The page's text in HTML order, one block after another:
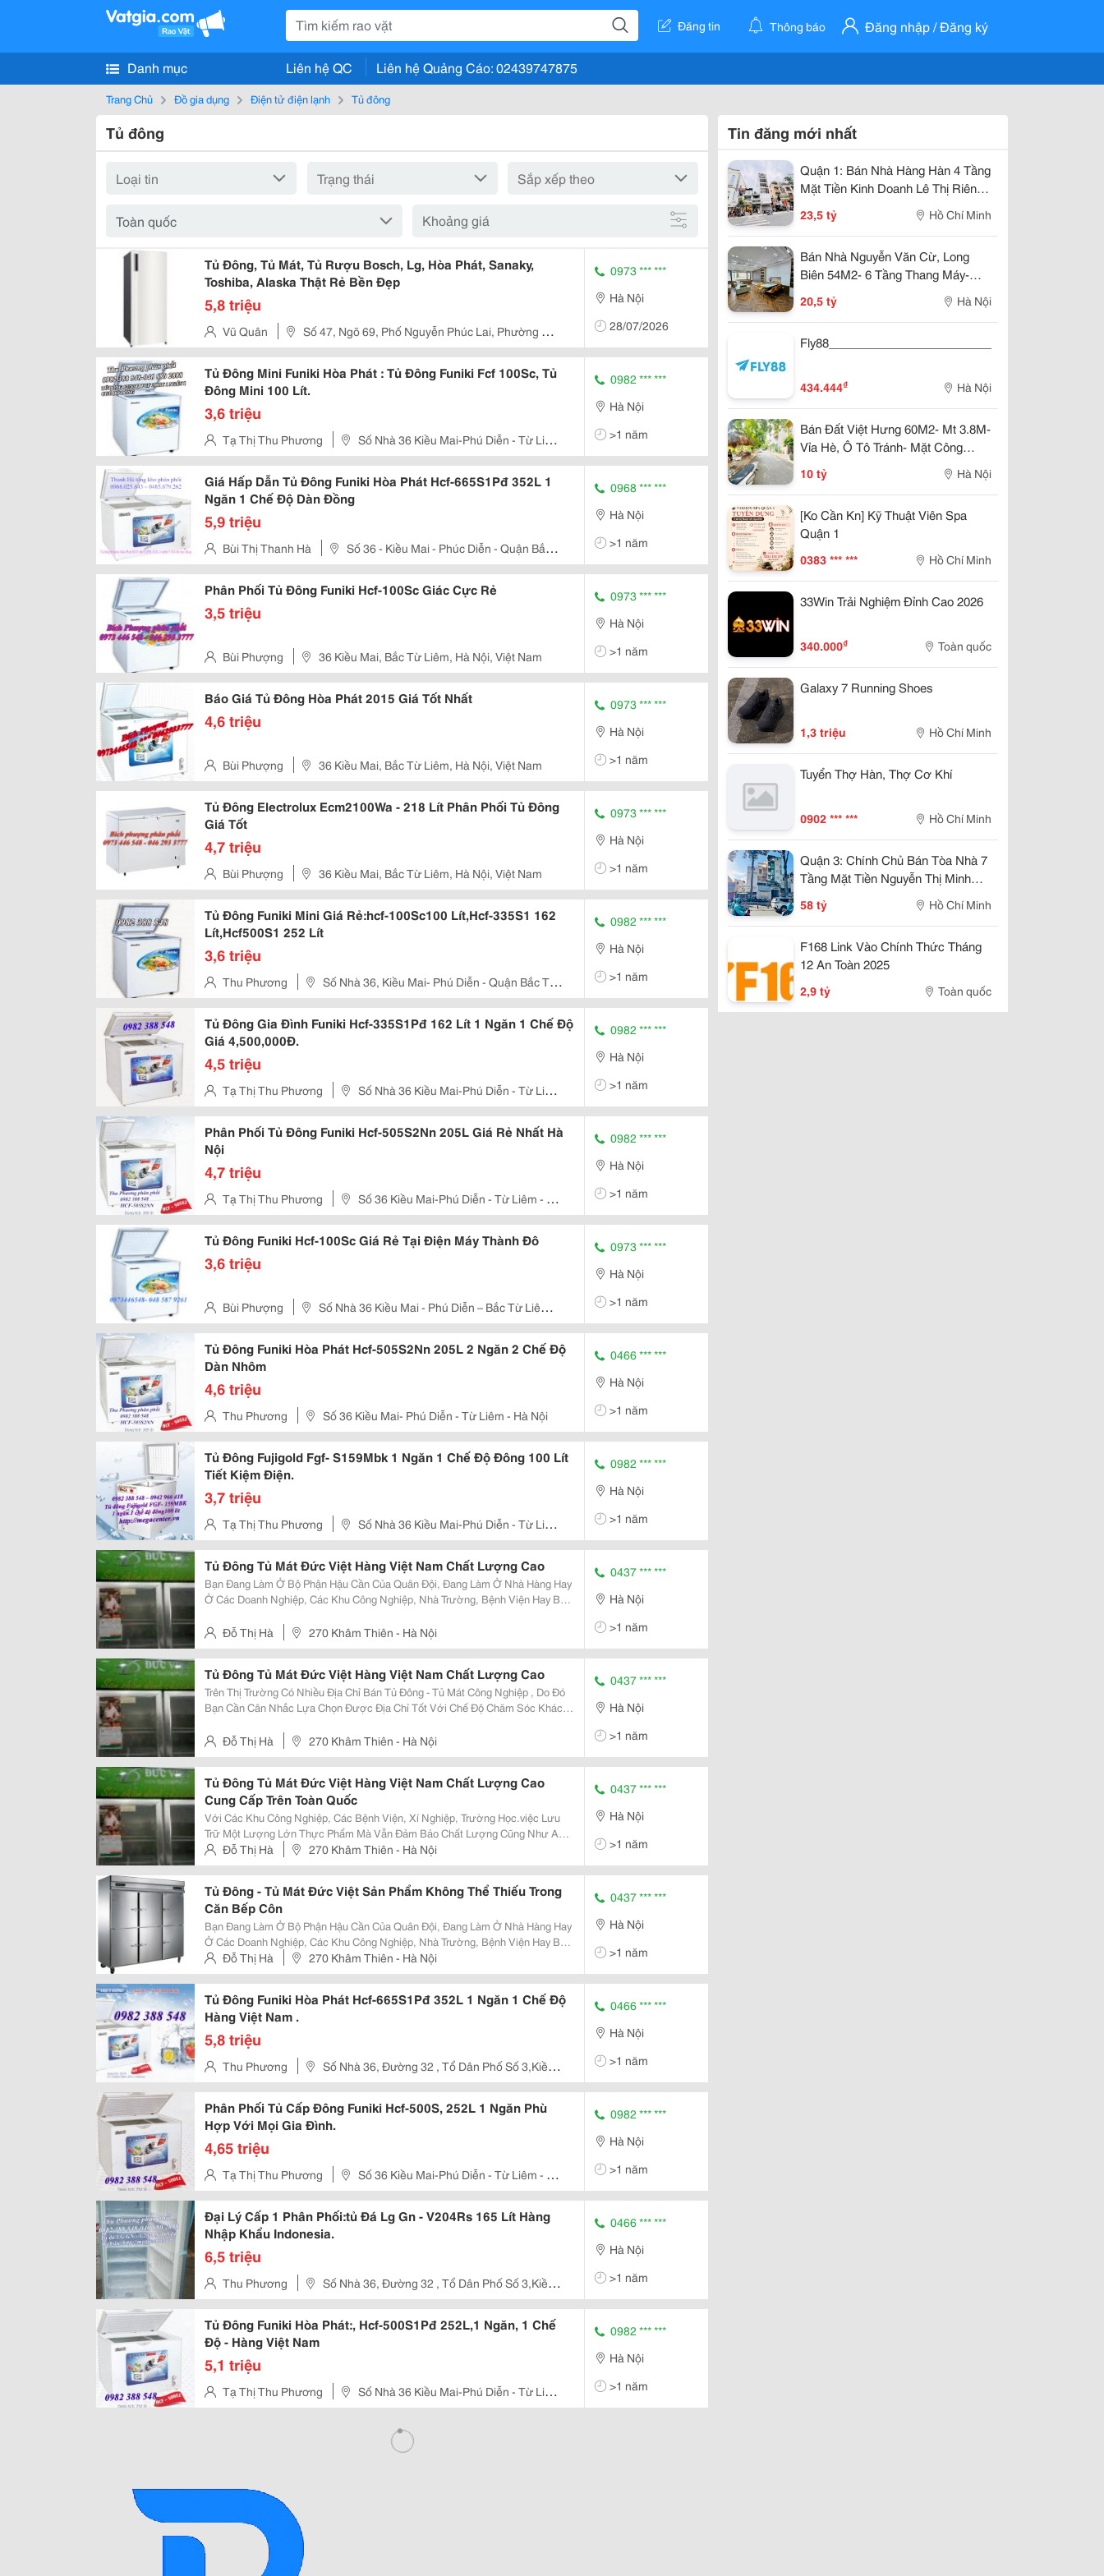
Đăng tin Thông báo Đăng nhập / Đăng ký
Danh mục Liên hệ QC Liên hệ Quảng Cáo: 02439747875
Trang Chủ Đồ gia dụng Điện tử điện lạnh Tủ đông
Tủ đông
Khoảng giá
Tủ Đông, Tủ Mát, Tủ Rượu Bosch, Lg, Hòa Phát, Sanaky,
Toshiba, Alaska Thật Rẻ Bền Đẹp
5,8 triệu
Vũ Quân
Số 47, Ngõ 69, Phố Nguyễn Phúc Lai, Phường Ô
Chợ Dừa, Quận Đống Đa, Thành Phố Hà Nội
0973 *** ***
Hà Nội
28/07/2026
Tủ Đông Mini Funiki Hòa Phát : Tủ Đông Funiki Fcf 100Sc, Tủ
Đông Mini 100 Lít.
3,6 triệu
Tạ Thị Thu Phương
Số Nhà 36 Kiều Mai-Phú Diễn - Từ Liêm
- Hà Nội
0982 *** ***
Hà Nội
>1 năm
Giá Hấp Dẫn Tủ Đông Funiki Hòa Phát Hcf-665S1Pđ 352L 1
Ngăn 1 Chế Độ Dàn Đồng
5,9 triệu
Bùi Thị Thanh Hà
Số 36 - Kiều Mai - Phúc Diễn - Quận Bắc
Từ Liêm - Hà Nội
0968 *** ***
Hà Nội
>1 năm
Phân Phối Tủ Đông Funiki Hcf-100Sc Giác Cực Rẻ
3,5 triệu
Bùi Phượng 36 Kiều Mai, Bắc Từ Liêm, Hà Nội, Việt Nam
0973 *** ***
Hà Nội
>1 năm
Báo Giá Tủ Đông Hòa Phát 2015 Giá Tốt Nhất
4,6 triệu
Bùi Phượng 36 Kiều Mai, Bắc Từ Liêm, Hà Nội, Việt Nam
0973 *** ***
Hà Nội
>1 năm
Tủ Đông Electrolux Ecm2100Wa - 218 Lít Phân Phối Tủ Đông
Giá Tốt
4,7 triệu
Bùi Phượng 36 Kiều Mai, Bắc Từ Liêm, Hà Nội, Việt Nam
0973 *** ***
Hà Nội
>1 năm
Tủ Đông Funiki Mini Giá Rẻ:hcf-100Sc100 Lít,Hcf-335S1 162
Lít,Hcf500S1 252 Lít
3,6 triệu
Thu Phương
Số Nhà 36, Kiều Mai- Phú Diễn - Quận Bắc Từ
Liêm - Tp Hà Nội.
0982 *** ***
Hà Nội
>1 năm
Tủ Đông Gia Đình Funiki Hcf-335S1Pđ 162 Lít 1 Ngăn 1 Chế Độ
Giá 4,500,000Đ.
4,5 triệu
Tạ Thị Thu Phương
Số Nhà 36 Kiều Mai-Phú Diễn - Từ Liêm
- Hà Nội
0982 *** ***
Hà Nội
>1 năm
Phân Phối Tủ Đông Funiki Hcf-505S2Nn 205L Giá Rẻ Nhất Hà
Nội
4,7 triệu
Tạ Thị Thu Phương
Số 36 Kiều Mai-Phú Diễn - Từ Liêm - Hà
Nội
0982 *** ***
Hà Nội
>1 năm
Tủ Đông Funiki Hcf-100Sc Giá Rẻ Tại Điện Máy Thành Đô
3,6 triệu
Bùi Phượng
Số Nhà 36 Kiều Mai - Phú Diễn – Bắc Từ Liêm -
Hà Nội
0973 *** ***
Hà Nội
>1 năm
Tủ Đông Funiki Hòa Phát Hcf-505S2Nn 205L 2 Ngăn 2 Chế Độ
Dàn Nhôm
4,6 triệu
Thu Phương Số 36 Kiều Mai- Phú Diễn - Từ Liêm - Hà Nội
0466 *** ***
Hà Nội
>1 năm
Tủ Đông Fujigold Fgf- S159Mbk 1 Ngăn 1 Chế Độ Đông 100 Lít
Tiết Kiệm Điện.
3,7 triệu
Tạ Thị Thu Phương
Số Nhà 36 Kiều Mai-Phú Diễn - Từ Liêm
- Hà Nội
0982 *** ***
Hà Nội
>1 năm
Tủ Đông Tủ Mát Đức Việt Hàng Việt Nam Chất Lượng Cao
Bạn Đang Làm Ở Bộ Phận Hậu Cần Của Quân Đội, Đang Làm Ở Nhà Hàng Hay
Ở Các Doanh Nghiệp, Các Khu Công Nghiệp, Nhà Trường, Bệnh Viện Hay Bạn
Biết Nên Mua Tủ Đông, Tủ Mát Ở Đâu? Của Hãng
Đỗ Thị Hà 270 Khâm Thiên - Hà Nội
0437 *** ***
Hà Nội
>1 năm
Tủ Đông Tủ Mát Đức Việt Hàng Việt Nam Chất Lượng Cao
Trên Thị Trường Có Nhiều Địa Chỉ Bán Tủ Đông - Tủ Mát Công Nghiệp , Do Đó
Bạn Cần Cân Nhắc Lựa Chọn Được Địa Chỉ Tốt Với Chế Độ Chăm Sóc Khách
Giúp Người Tiêu Dùng Lựa Chọn Được Đị
Đỗ Thị Hà 270 Khâm Thiên - Hà Nội
0437 *** ***
Hà Nội
>1 năm
Tủ Đông Tủ Mát Đức Việt Hàng Việt Nam Chất Lượng Cao
Cung Cấp Trên Toàn Quốc
Với Các Khu Công Nghiệp, Các Bệnh Viện, Xí Nghiệp, Trường Học.việc Lưu
Trữ Một Lượng Lớn Thực Phẩm Mà Vẫn Đảm Bảo Chất Lượng Cũng Như An
Toàn Vệ Sinh Thực Phẩm Là Một Vấn Đề Không Hề Đơn Giản Và Rất Khó
Khăn. Nắm Bắt Được Yêu Cầu Của Khách Hàng Nh
Đỗ Thị Hà 270 Khâm Thiên - Hà Nội
0437 *** ***
Hà Nội
>1 năm
Tủ Đông - Tủ Mát Đức Việt Sản Phẩm Không Thể Thiếu Trong
Căn Bếp Côn
Bạn Đang Làm Ở Bộ Phận Hậu Cần Của Quân Đội, Đang Làm Ở Nhà Hàng Hay
Ở Các Doanh Nghiệp, Các Khu Công Nghiệp, Nhà Trường, Bệnh Viện Hay Bạn
Đang Muốn Mở Một Quán Nước Mùa Hè Này? Và Bạn Đang Phân Vân Không
Biết Nên Mua Tủ Đông, Tủ Mát Ở Đâu? Của Hãng
Đỗ Thị Hà 270 Khâm Thiên - Hà Nội
0437 *** ***
Hà Nội
>1 năm
Tủ Đông Funiki Hòa Phát Hcf-665S1Pđ 352L 1 Ngăn 1 Chế Độ
Hàng Việt Nam .
5,8 triệu
Thu Phương
Số Nhà 36, Đường 32 , Tổ Dân Phố Số 3,Kiều
Mai, Phướng Phú Diễn , Quận Bắc Từ Liêm , Tp Hà Nội
0466 *** ***
Hà Nội
>1 năm
Phân Phối Tủ Cấp Đông Funiki Hcf-500S, 252L 1 Ngăn Phù
Hợp Với Mọi Gia Đình.
4,65 triệu
Tạ Thị Thu Phương
Số 36 Kiều Mai-Phú Diễn - Từ Liêm - Hà
Nội
0982 *** ***
Hà Nội
>1 năm
Đại Lý Cấp 1 Phân Phối:tủ Đá Lg Gn - V204Rs 165 Lít Hàng
Nhập Khẩu Indonesia.
6,5 triệu
Thu Phương
Số Nhà 36, Đường 32 , Tổ Dân Phố Số 3,Kiều
Mai, Phướng Phú Diễn , Quận Bắc Từ Liêm , Tp Hà Nội
0466 *** ***
Hà Nội
>1 năm
Tủ Đông Funiki Hòa Phát:, Hcf-500S1Pđ 252L,1 Ngăn, 1 Chế
Độ - Hàng Việt Nam
5,1 triệu
Tạ Thị Thu Phương
Số Nhà 36 Kiều Mai-Phú Diễn - Từ Liêm
- Hà Nội
0982 *** ***
Hà Nội
>1 năm
Tin đăng mới nhất
Quận 1: Bán Nhà Hàng Hàn 4 Tầng
Mặt Tiền Kinh Doanh Lê Thị Riêng,
P.bến Thành- Dt 47M2- Chính Chủ
Giang Giang
23,5 tỷ Hồ Chí Minh
Bán Nhà Nguyễn Văn Cừ, Long
Biên 54M2- 6 Tầng Thang Máy-
20,5 tỷ Hà Nội
434.444₫ Hà Nội
Bán Đất Việt Hưng 60M2- Mt 3.8M-
Vỉa Hè, Ô Tô Tránh- Mặt Công
10 tỷ Hà Nội
[Ko Cần Kn] Kỹ Thuật Viên Spa
Quận 1
0383 *** *** Hồ Chí Minh
33Win Trải Nghiệm Đỉnh Cao 2026
340.000₫ Toàn quốc
Galaxy 7 Running Shoes
1,3 triệu Hồ Chí Minh
Tuyển Thợ Hàn, Thợ Cơ Khí
0902 *** *** Hồ Chí Minh
Quận 3: Chính Chủ Bán Tòa Nhà 7
Tầng Mặt Tiền Nguyễn Thị Minh
Khai, P.bàn Cờ- 4M*20M- Vị Trí Vip
Ngay Góc Cmt8- Khu Vực Kd Đa
Ngành- Khai Thác
58 tỷ Hồ Chí Minh
F168 Link Vào Chính Thức Tháng
12 An Toàn 2025
2,9 tỷ Toàn quốc